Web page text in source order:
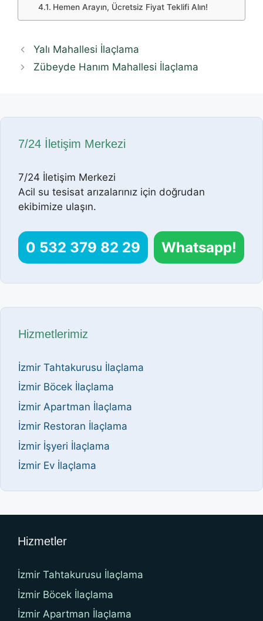
Hemen Arayın, Ücretsiz Fiyat Teklifi Alın!
Yalı Mahallesi İlaçlama
Zübeyde Hanım Mahallesi İlaçlama
7/24 İletişim Merkezi
7/24 İletişim Merkezi
Acil su tesisat arızalarınız için doğrudan
ekibimize ulaşın.
0 532 379 82 29 Whatsapp!
Hizmetlerimiz
İzmir Tahtakurusu İlaçlama
İzmir Böcek İlaçlama
İzmir Apartman İlaçlama
İzmir Restoran İlaçlama
İzmir İşyeri İlaçlama
İzmir Ev İlaçlama
Hizmetler
İzmir Tahtakurusu İlaçlama
İzmir Böcek İlaçlama
İzmir Apartman İlaçlama